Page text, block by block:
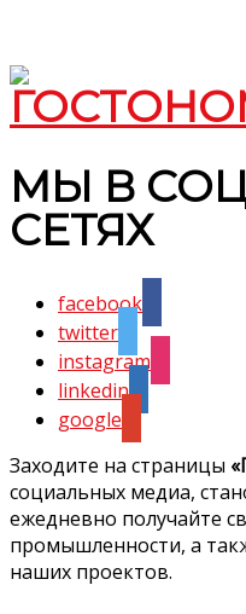
МЫ В
СЕТЯХ
facebook
twitter
instagram
linkedin
google
Заходите на страницы
социальных медиа,
ежедневно получайте
промышленности, а
наших проектов.